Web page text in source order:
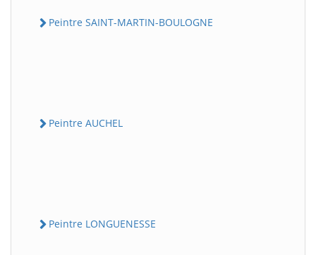
Peintre SAINT-MARTIN-BOULOGNE
Peintre AUCHEL
Peintre LONGUENESSE